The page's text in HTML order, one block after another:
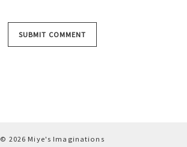
© 2026 Miye's Imaginations